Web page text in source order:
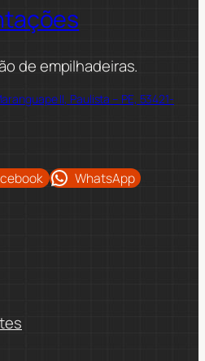
de empilhadeiras.
II, Paulista – PE, 53421-
WhatsApp